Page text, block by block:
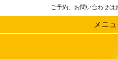
ご予約、お問い合わせは
メニ